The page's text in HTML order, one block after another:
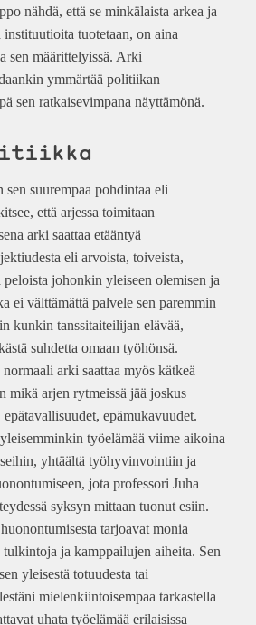
nähdä, että se minkälaista arkea ja
tuotetaan, on aina
sen määrittelyissä. Arki
ymmärtää politiikan
sen ratkaisevimpana näyttämönä.
suurempaa pohdintaa eli
että arjessa toimitaan
arki saattaa etääntyä
eli arvoista, toiveista,
johonkin yleiseen olemisen ja
ei välttämättä palvele sen paremmin
kunkin tanssitaiteilijan elävää,
suhdetta omaan työhönsä.
arki saattaa myös kätkeä
mikä arjen rytmeissä jää joskus
epämukavuudet.
työelämää viime aikoina
yhtäältä työhyvinvointiin ja
jota professori Juha
syksyn mittaan tuonut esiin.
tarjoavat monia
ja kamppailujen aiheita. Sen
yleisestä totuudesta tai
mielenkiintoisempaa tarkastella
uhata työelämää erilaisissa